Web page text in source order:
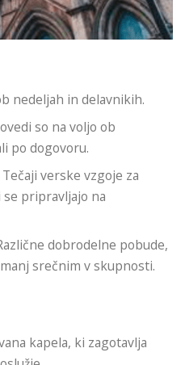
nedeljah in delavnikih.
so na voljo ob
po dogovoru.
Tečaji verske vzgoje za
pripravljajo na
dobrodelne pobude,
srečnim v skupnosti.
kapela, ki zagotavlja